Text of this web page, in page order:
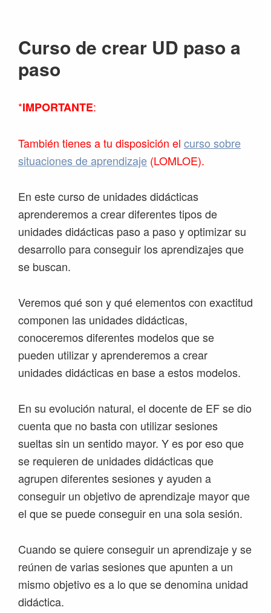
principal
contenido
lateral
página
Curso de crear UD paso a
paso
*IMPORTANTE:
También tienes a tu disposición el curso sobre
situaciones de aprendizaje (LOMLOE).
En este curso de unidades didácticas
aprenderemos a crear diferentes tipos de
unidades didácticas paso a paso y optimizar su
desarrollo para conseguir los aprendizajes que
se buscan.
Veremos qué son y qué elementos con exactitud
componen las unidades didácticas,
conoceremos diferentes modelos que se
pueden utilizar y aprenderemos a crear
unidades didácticas en base a estos modelos.
En su evolución natural, el docente de EF se dio
cuenta que no basta con utilizar sesiones
sueltas sin un sentido mayor. Y es por eso que
se requieren de unidades didácticas que
agrupen diferentes sesiones y ayuden a
conseguir un objetivo de aprendizaje mayor que
el que se puede conseguir en una sola sesión.
Cuando se quiere conseguir un aprendizaje y se
reúnen de varias sesiones que apunten a un
mismo objetivo es a lo que se denomina unidad
didáctica.